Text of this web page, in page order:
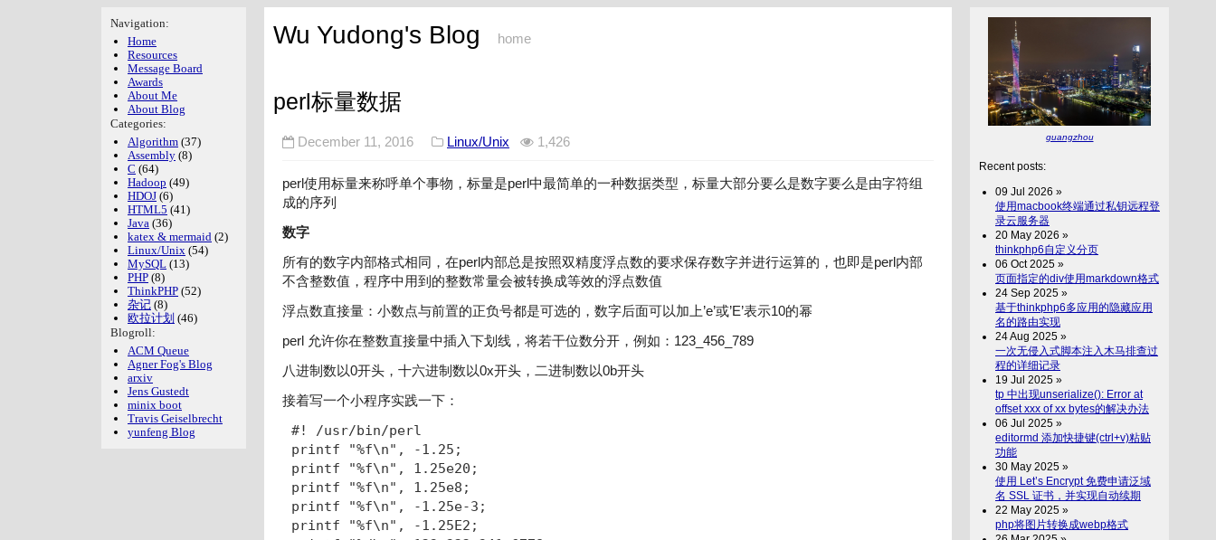
Navigation:
Home
Resources
Message Board
Awards
About Me
About Blog
Categories:
Algorithm (37)
Assembly (8)
C (64)
Hadoop (49)
HDOJ (6)
HTML5 (41)
Java (36)
katex & mermaid (2)
Linux/Unix (54)
MySQL (13)
PHP (8)
ThinkPHP (52)
杂记 (8)
欧拉计划 (46)
Blogroll:
ACM Queue
Agner Fog's Blog
arxiv
Jens Gustedt
minix boot
Travis Geiselbrecht
yunfeng Blog
guangzhou
Recent posts:
09 Jul 2026 »
使用macbook终端通过私钥远程登
录云服务器
20 May 2026 »
thinkphp6自定义分页
06 Oct 2025 »
页面指定的div使用markdown格式
24 Sep 2025 »
基于thinkphp6多应用的隐藏应用
名的路由实现
24 Aug 2025 »
一次无侵入式脚本注入木马排查过
程的详细记录
19 Jul 2025 »
tp 中出现unserialize(): Error at
offset xxx of xx bytes的解决办法
06 Jul 2025 »
editormd 添加快捷键(ctrl+v)粘贴
功能
30 May 2025 »
使用 Let’s Encrypt 免费申请泛域
名 SSL 证书，并实现自动续期
22 May 2025 »
php将图片转换成webp格式
Wu Yudong's Blog home
perl标量数据
December 11, 2016 Linux/Unix 1,426
perl使用标量来称呼单个事物，标量是perl中最简单的一种数据类型，标量大部分要么是数字要么是由字符组
成的序列
数字
所有的数字内部格式相同，在perl内部总是按照双精度浮点数的要求保存数字并进行运算的，也即是perl内部
不含整数值，程序中用到的整数常量会被转换成等效的浮点数值
浮点数直接量：小数点与前置的正负号都是可选的，数字后面可以加上’e’或’E’表示10的幂
perl 允许你在整数直接量中插入下划线，将若干位数分开，例如：123_456_789
八进制数以0开头，十六进制数以0x开头，二进制数以0b开头
接着写一个小程序实践一下：
#! /usr/bin/perl
printf "%f\n", -1.25;
printf "%f\n", 1.25e20;
printf "%f\n", 1.25e8;
printf "%f\n", -1.25e-3;
printf "%f\n", -1.25E2;